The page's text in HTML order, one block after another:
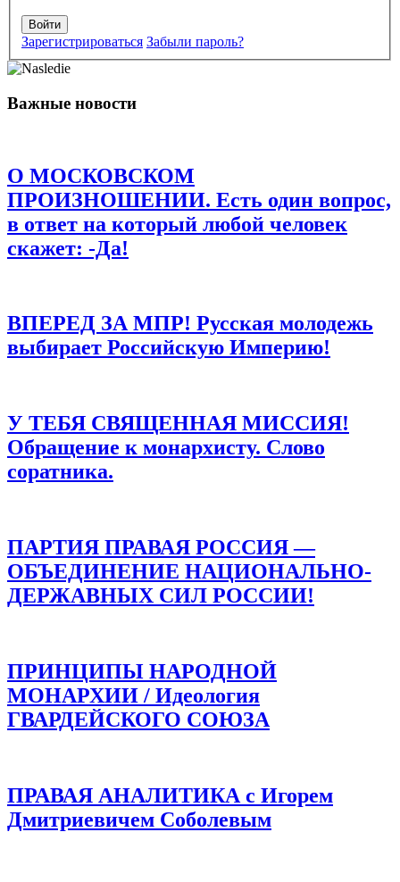
Сайт
Сохранить моё имя, email и адрес сайта в этом браузере для
последующих моих комментариев.
Войти
Зарегистрироваться Забыли пароль?
Важные новости
О МОСКОВСКОМ
ПРОИЗНОШЕНИИ. Есть один вопрос,
в ответ на который любой человек
скажет: -Да!
ВПЕРЕД ЗА МПР! Русская молодежь
выбирает Российскую Империю!
У ТЕБЯ СВЯЩЕННАЯ МИССИЯ!
Обращение к монархисту. Слово
соратника.
ПАРТИЯ ПРАВАЯ РОССИЯ —
ОБЪЕДИНЕНИЕ НАЦИОНАЛЬНО-
ДЕРЖАВНЫХ СИЛ РОССИИ!
ПРИНЦИПЫ НАРОДНОЙ
МОНАРХИИ / Идеология
ГВАРДЕЙСКОГО СОЮЗА
ПРАВАЯ АНАЛИТИКА с Игорем
Дмитриевичем Соболевым